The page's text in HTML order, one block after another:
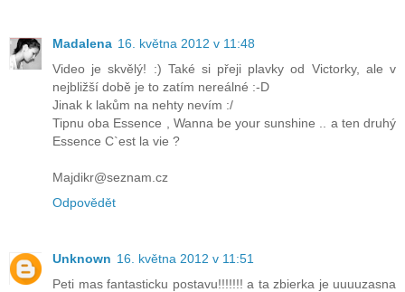
Madalena 16. května 2012 v 11:48
Video je skvělý! :) Také si přeji plavky od Victorky, ale v
nejbližší době je to zatím nereálné :-D
Jinak k lakům na nehty nevím :/
Tipnu oba Essence , Wanna be your sunshine .. a ten druhý
Essence C`est la vie ?
Majdikr@seznam.cz
Odpovědět
Unknown 16. května 2012 v 11:51
Peti mas fantasticku postavu!!!!!!! a ta zbierka je uuuuzasna